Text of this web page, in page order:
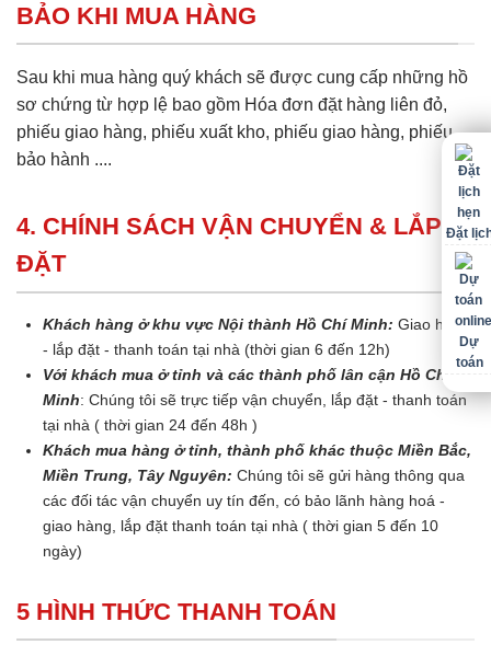
BẢO KHI MUA HÀNG
Sau khi mua hàng quý khách sẽ được cung cấp những hồ
sơ chứng từ hợp lệ bao gồm Hóa đơn đặt hàng liên đỏ,
phiếu giao hàng, phiếu xuất kho, phiếu giao hàng, phiếu
bảo hành ....
4. CHÍNH SÁCH VẬN CHUYỂN & LẮP
ĐẶT
Khách hàng ở khu vực Nội thành Hồ Chí Minh: Giao hàng
- lắp đặt - thanh toán tại nhà (thời gian 6 đến 12h)
Với khách mua ở tỉnh và các thành phố lân cận Hồ Chí
Minh: Chúng tôi sẽ trực tiếp vận chuyển, lắp đặt - thanh toán
tại nhà ( thời gian 24 đến 48h )
Khách mua hàng ở tỉnh, thành phố khác thuộc Miền Bắc,
Miền Trung, Tây Nguyên: Chúng tôi sẽ gửi hàng thông qua
các đối tác vận chuyển uy tín đến, có bảo lãnh hàng hoá -
giao hàng, lắp đặt thanh toán tại nhà ( thời gian 5 đến 10
ngày)
5 HÌNH THỨC THANH TOÁN
Đặt
Dự
toán